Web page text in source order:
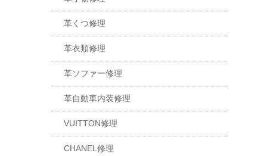
革くつ修理
革衣類修理
革ソファー修理
革自動車内装修理
VUITTON修理
CHANEL修理